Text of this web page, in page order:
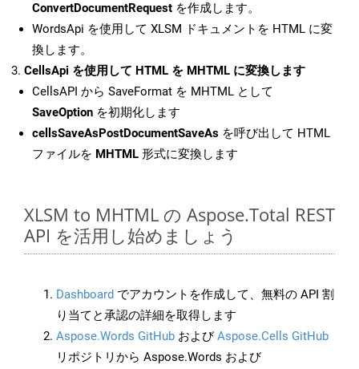
ConvertDocumentRequest を作成します。
WordsApi を使用して XLSM ドキュメントを HTML に変
換します。
CellsApi を使用して HTML を MHTML に変換します
CellsAPI から SaveFormat を MHTML として
SaveOption を初期化します
cellsSaveAsPostDocumentSaveAs を呼び出して HTML
ファイルを MHTML 形式に変換します
XLSM to MHTML の Aspose.Total REST
API を活用し始めましょう
Dashboard でアカウントを作成して、無料の API 割
り当てと承認の詳細を取得します
Aspose.Words GitHub およびAspose.Cells GitHub
リポジトリから Aspose.Words および